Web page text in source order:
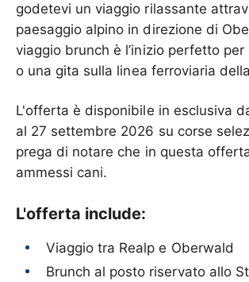
godetevi un viaggio rilassante
paesaggio alpino in direzione di
viaggio brunch è l’inizio perfetto per
o una gita sulla linea ferroviaria
L'offerta è disponibile in esclusiva
al 27 settembre 2026 su corse
prega di notare che in questa
ammessi cani.
L'offerta include:
Viaggio tra Realp e Oberwald
Brunch al posto riservato allo